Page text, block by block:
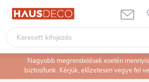
Ugrás
tartalomhoz
Nagyobb megrendelések esetén
biztosítunk. Kérjük, előzetesen vegye fel